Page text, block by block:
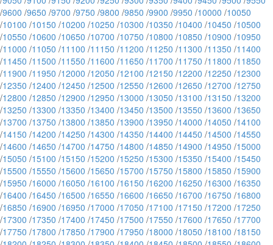
/9600 /9650 /9700 /9750 /9800 /9850 /9900 /9950 /10000 /10050
/10100 /10150 /10200 /10250 /10300 /10350 /10400 /10450 /10500
/10550 /10600 /10650 /10700 /10750 /10800 /10850 /10900 /10950
/11000 /11050 /11100 /11150 /11200 /11250 /11300 /11350 /11400
/11450 /11500 /11550 /11600 /11650 /11700 /11750 /11800 /11850
/11900 /11950 /12000 /12050 /12100 /12150 /12200 /12250 /12300
/12350 /12400 /12450 /12500 /12550 /12600 /12650 /12700 /12750
/12800 /12850 /12900 /12950 /13000 /13050 /13100 /13150 /13200
/13250 /13300 /13350 /13400 /13450 /13500 /13550 /13600 /13650
/13700 /13750 /13800 /13850 /13900 /13950 /14000 /14050 /14100
/14150 /14200 /14250 /14300 /14350 /14400 /14450 /14500 /14550
/14600 /14650 /14700 /14750 /14800 /14850 /14900 /14950 /15000
/15050 /15100 /15150 /15200 /15250 /15300 /15350 /15400 /15450
/15500 /15550 /15600 /15650 /15700 /15750 /15800 /15850 /15900
/15950 /16000 /16050 /16100 /16150 /16200 /16250 /16300 /16350
/16400 /16450 /16500 /16550 /16600 /16650 /16700 /16750 /16800
/16850 /16900 /16950 /17000 /17050 /17100 /17150 /17200 /17250
/17300 /17350 /17400 /17450 /17500 /17550 /17600 /17650 /17700
/17750 /17800 /17850 /17900 /17950 /18000 /18050 /18100 /18150